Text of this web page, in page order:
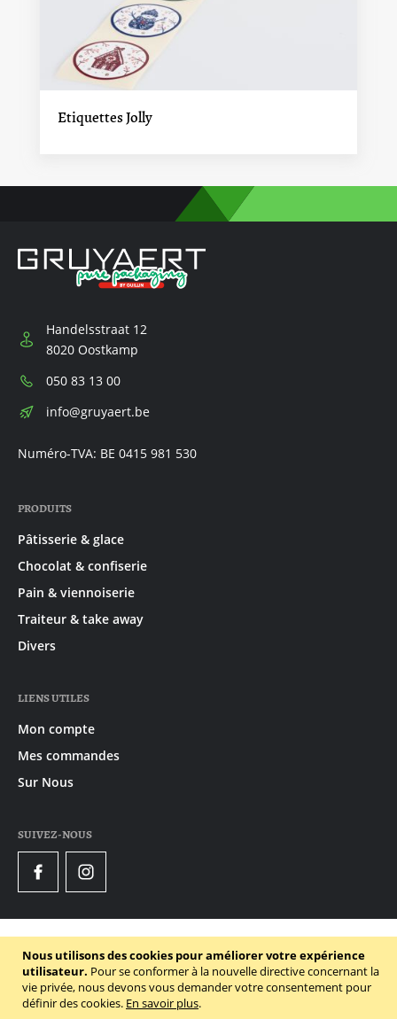
Nous utilisons des cookies pour améliorer votre expérience
utilisateur. Pour se conformer à la nouvelle directive concernant la
vie privée, nous devons vous demander votre consentement pour
définir des cookies. En savoir plus.
Etiquettes Jolly
Handelsstraat 12
8020 Oostkamp
Téléphone:
050 83 13 00
E-
info@gruyaert.be
Numéro-TVA: BE 0415 981 530
PRODUITS
Pâtisserie & glace
Chocolat & confiserie
Pain & viennoiserie
Traiteur & take away
Divers
LIENS UTILES
Mon compte
Mes commandes
Sur Nous
SUIVEZ-NOUS
FacebookInstagram
Declaration de confidentialité
Conditions générales